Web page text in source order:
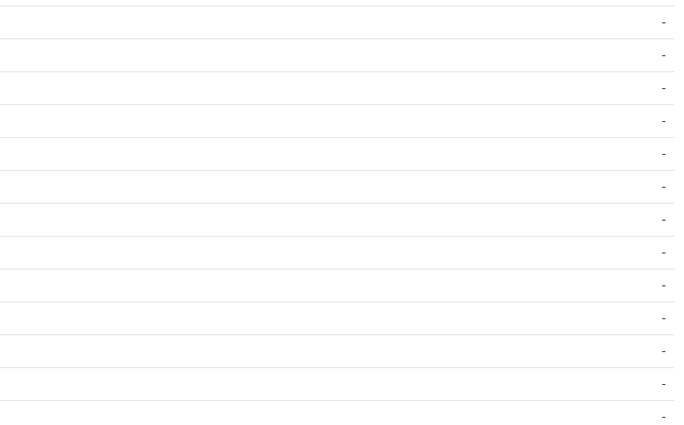
-
-
-
-
-
-
-
-
-
-
-
-
-